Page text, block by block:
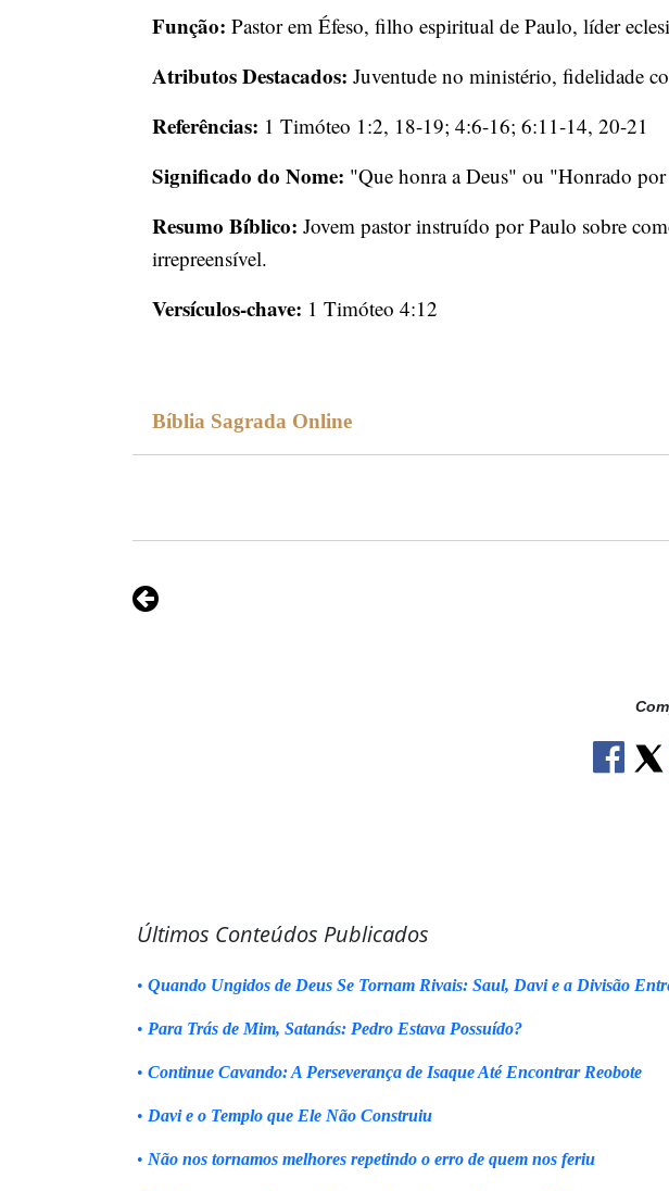
Função: Pastor em Éfeso, filho espiritual de Paulo, líder
Atributos Destacados: Juventude no ministério, fidelidade
Referências: 1 Timóteo 1:2, 18-19; 4:6-16; 6:11-14, 20-21
Significado do Nome: "Que honra a Deus" ou "Honrado
Resumo Bíblico: Jovem pastor instruído por Paulo sobre
irrepreensível.
Versículos-chave: 1 Timóteo 4:12
Bíblia Sagrada Online
Últimos Conteúdos Publicados
• Quando Ungidos de Deus Se Tornam Rivais: Saul, Davi e a Divisão
• Para Trás de Mim, Satanás: Pedro Estava Possuído?
• Continue Cavando: A Perseverança de Isaque Até Encontrar Reobote
• Davi e o Templo que Ele Não Construiu
• Não nos tornamos melhores repetindo o erro de quem nos feriu